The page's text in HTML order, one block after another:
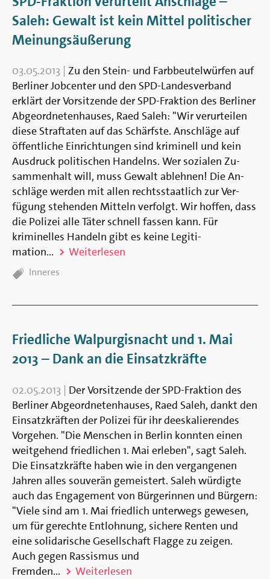
Saleh: Gewalt ist kein Mittel politischer
Meinungsäußerung
03.05.2013 Zu den Stein- und Farb­beutel­wür­fen auf
Ber­liner Job­center und den SPD-Landes­ver­band
erklärt der Vor­sitzende der SPD-Frak­tion des Berliner
Ab­ge­ord­neten­hauses, Raed Saleh: "Wir verur­teilen
diese Straf­taten auf das Schärfste. An­schläge auf
öffentliche Ein­richtungen sind kriminell und kein
Aus­druck politischen Handelns. Wer sozialen Zu­
sammen­halt will, muss Gewalt ab­lehnen! Die An­
schläge werden mit allen rechts­staatlich zur Ver­
fügung stehenden Mitteln ver­folgt. Wir hoffen, dass
die Polizei alle Täter schnell fassen kann. Für
kriminelles Handeln gibt es keine Legiti­
mation...
Weiterlesen
TAGS:
Inneres
Friedliche Walpurgisnacht und 1. Mai
2013 – Dank an die Einsatzkräfte
02.05.2013 | Der Vor­sitzende der SPD-Fraktion des
Ber­liner Ab­ge­ord­neten­hauses, Raed Saleh, dankt den
Ein­satz­kräften der Polizei für ihr de­eskalierendes
Vor­gehen. "Die Menschen in Berlin konnten einen
weit­gehend friedlichen 1. Mai er­leben", sagt Saleh.
Die Ein­satz­kräfte haben wie in den ver­gangenen
Jahren alles souverän ge­meistert. Saleh wür­digte
auch das En­gage­ment von Bür­ge­rinnen und Bür­gern:
"Viele sind am 1. Mai fried­lich unter­wegs ge­wesen,
um für ge­rechte Ent­lohnung, sichere Renten und
eine so­li­darische Ge­sell­schaft Flagge zu zeigen.
Auch gegen Rassismus und
Fremden­...
Weiterlesen